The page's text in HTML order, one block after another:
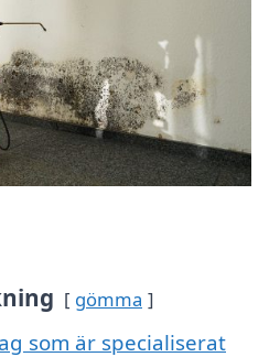
gömma
som är specialiserat